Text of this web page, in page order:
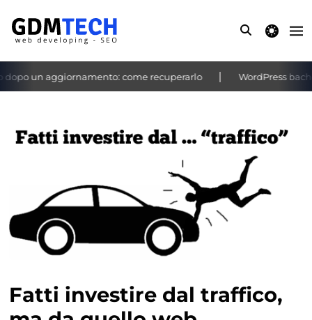
theme
un aggiornamento: come recuperarlo WordPress
‹ ›
Fatti investire dal traffico,